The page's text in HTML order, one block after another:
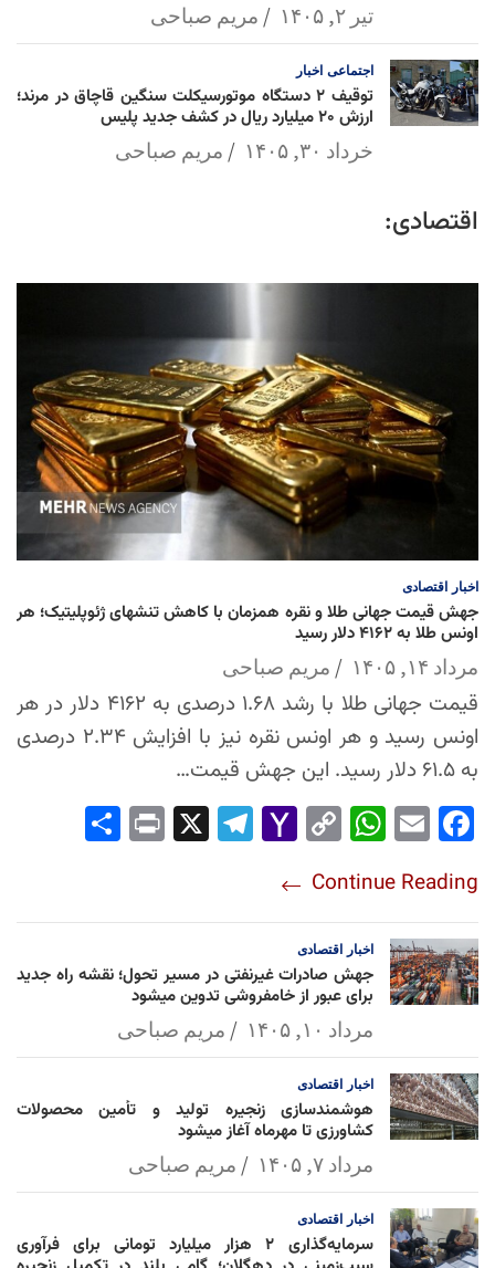
تیر ۲, ۱۴۰۵ مریم صباحی
اجتماعی اخبار
توقیف ۲ دستگاه موتورسیکلت سنگین قاچاق در مرند؛
ارزش ۲۰ میلیارد ریال در کشف جدید پلیس
خرداد ۳۰, ۱۴۰۵ مریم صباحی
اقتصادی:
اخبار اقتصادی
جهش قیمت جهانی طلا و نقره همزمان با کاهش تنشهای ژئوپلیتیک؛ هر
اونس طلا به ۴۱۶۲ دلار رسید
مرداد ۱۴, ۱۴۰۵ مریم صباحی
قیمت جهانی طلا با رشد ۱.۶۸ درصدی به ۴۱۶۲ دلار در هر
اونس رسید و هر اونس نقره نیز با افزایش ۲.۳۴ درصدی
به ۶۱.۵ دلار رسید. این جهش قیمت…
Fac
ok
Em
Wh
Ap
p
Co
Lin
k
Yah
l
Tel
Pri
Continue Reading
اخبار اقتصادی
جهش صادرات غیرنفتی در مسیر تحول؛ نقشه راه جدید
برای عبور از خامفروشی تدوین میشود
مرداد ۱۰, ۱۴۰۵ مریم صباحی
اخبار اقتصادی
هوشمندسازی زنجیره تولید و تأمین محصولات
کشاورزی تا مهرماه آغاز میشود
مرداد ۷, ۱۴۰۵ مریم صباحی
اخبار اقتصادی
سرمایه‌گذاری ۲ هزار میلیارد تومانی برای فرآوری